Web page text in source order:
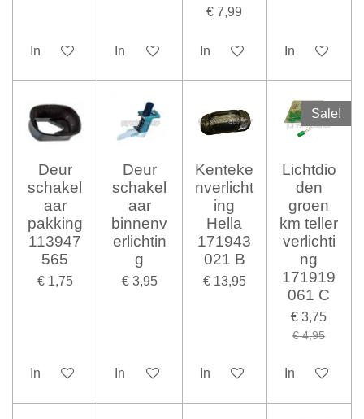
In winkelwagenIn winkelwagen
€ 7,99
In winkelwagenIn
Deur
schakel
aar
pakking
113947
565
€ 1,75
In winkelwagen
Deur
schakel
aar
binnenv
erlichtin
g
€ 3,95
In winkelwagen
Kenteke
nverlicht
ing
Hella
171943
021 B
€ 13,95
In winkelwagen
Sale!
Lichtdio
den
groen
km teller
verlichti
ng
171919
061 C
€ 3,75
€ 4,95
In